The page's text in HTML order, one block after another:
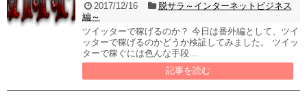
2017/12/16
脱サラ～インターネットビジネス
編～
ツイッターで稼げるのか？ 今日は番外編として、ツイ
ッターで稼げるのかどうか検証してみました。 ツイッ
ターで稼ぐには色んな手段...
記事を読む